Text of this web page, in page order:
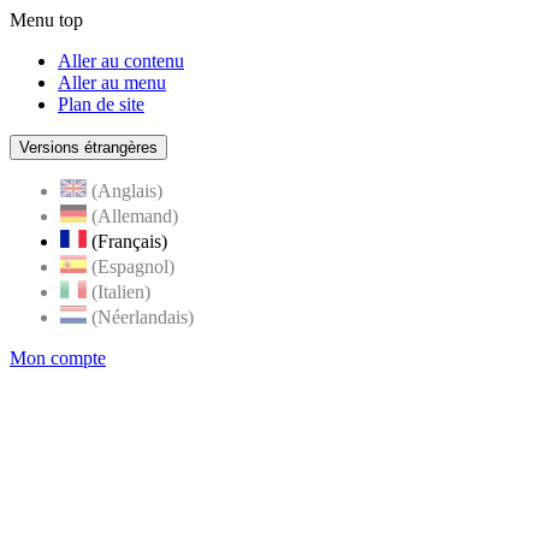
Menu top
Aller au contenu
Aller au menu
Plan de site
Versions étrangères
(Anglais)
(Allemand)
(Français)
(Espagnol)
(Italien)
(Néerlandais)
Mon compte